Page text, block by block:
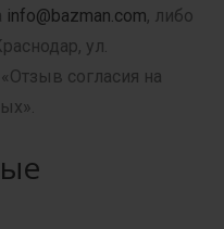
info@bazman.com, либо
ул.
согласия на